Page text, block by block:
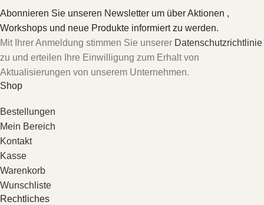
Abonnieren Sie unseren Newsletter um über Aktionen ,
Workshops und neue Produkte informiert zu werden.
Mit Ihrer Anmeldung stimmen Sie unserer Datenschutzrichtlinie
zu und erteilen Ihre Einwilligung zum Erhalt von
Aktualisierungen von unserem Unternehmen.
Shop
Bestellungen
Mein Bereich
Kontakt
Kasse
Warenkorb
Wunschliste
Rechtliches